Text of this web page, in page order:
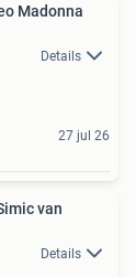
Madonna
Details
27 jul 26
van
Details